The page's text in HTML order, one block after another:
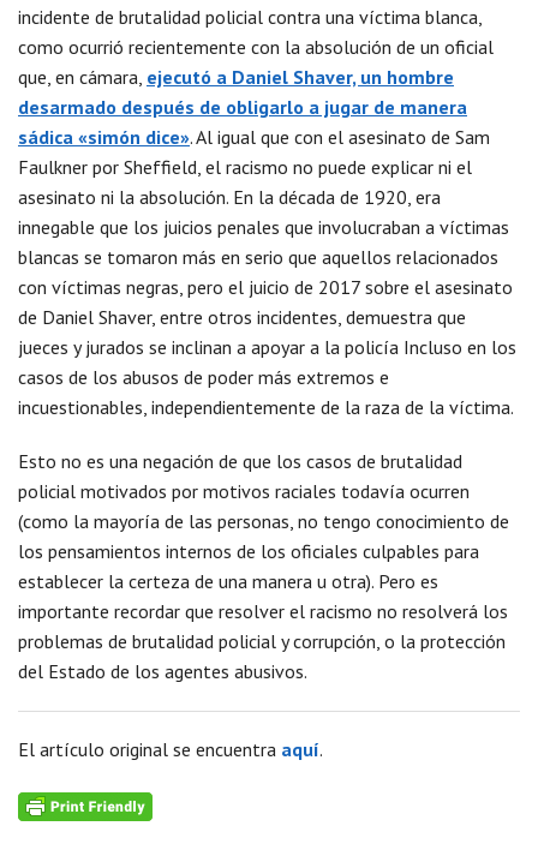
incidente de brutalidad policial contra una víctima blanca,
como ocurrió recientemente con la absolución de un oficial
que, en cámara, ejecutó a Daniel Shaver, un hombre
desarmado después de obligarlo a jugar de manera
sádica «simón dice». Al igual que con el asesinato de Sam
Faulkner por Sheffield, el racismo no puede explicar ni el
asesinato ni la absolución. En la década de 1920, era
innegable que los juicios penales que involucraban a víctimas
blancas se tomaron más en serio que aquellos relacionados
con víctimas negras, pero el juicio de 2017 sobre el asesinato
de Daniel Shaver, entre otros incidentes, demuestra que
jueces y jurados se inclinan a apoyar a la policía Incluso en los
casos de los abusos de poder más extremos e
incuestionables, independientemente de la raza de la víctima.
Esto no es una negación de que los casos de brutalidad
policial motivados por motivos raciales todavía ocurren
(como la mayoría de las personas, no tengo conocimiento de
los pensamientos internos de los oficiales culpables para
establecer la certeza de una manera u otra). Pero es
importante recordar que resolver el racismo no resolverá los
problemas de brutalidad policial y corrupción, o la protección
del Estado de los agentes abusivos.
El artículo original se encuentra aquí.